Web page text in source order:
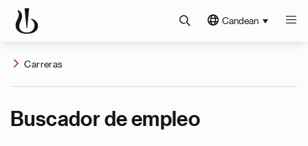
Candean
Carreras
Buscador de empleo